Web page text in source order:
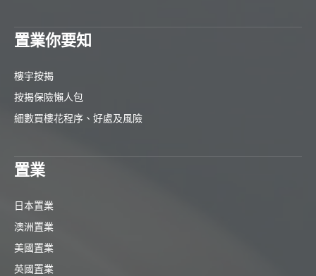
置業你要知
樓宇按揭
按揭保險懶人包
細數買樓花程序、好處及風險
置業
日本置業
澳洲置業
美國置業
英國置業